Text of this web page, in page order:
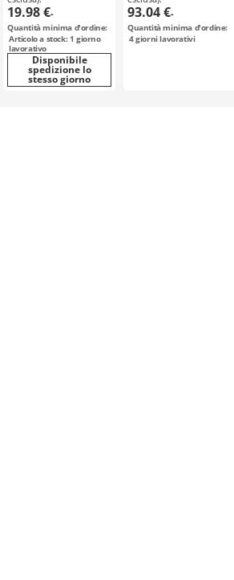
montaggio sensori
19.98 €-
Quantità minima d'ordine:
Articolo a stock: 1 giorno
lavorativo
Disponibile
spedizione lo
stesso giorno
standard, doppia
azione, asta
singola, asta
doppia, Serie C96
93.04 €-
Quantità minima d'ordine:
4giorni lavorativi